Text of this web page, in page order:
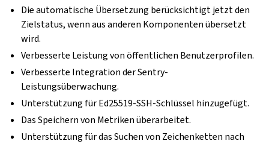
Die automatische Übersetzung berücksichtigt jetzt den
Zielstatus, wenn aus anderen Komponenten übersetzt
wird.
Verbesserte Leistung von öffentlichen Benutzerprofilen.
Verbesserte Integration der Sentry-
Leistungsüberwachung.
Unterstützung für Ed25519-SSH-Schlüssel hinzugefügt.
Das Speichern von Metriken überarbeitet.
Unterstützung für das Suchen von Zeichenketten nach